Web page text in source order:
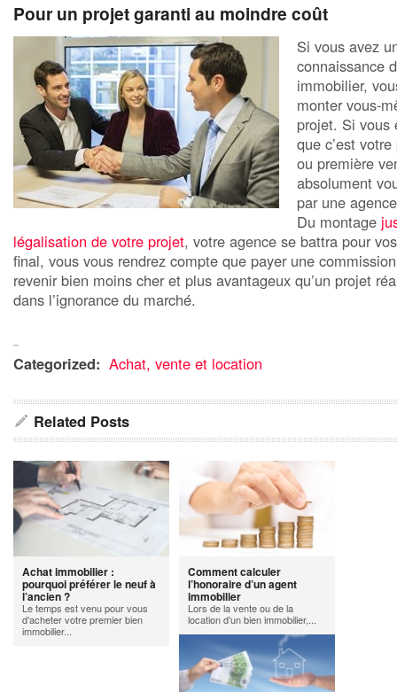
Pour un projet garanti au moindre coût
Si vous avez
connaissance
immobilier,
monter vous-
projet. Si vous
que c’est
ou première
absolument
par une
Du montage
légalisation de votre projet, votre agence se battra pour
final, vous vous rendrez compte que payer une
revenir bien moins cher et plus avantageux qu’un projet
dans l’ignorance du marché.
Categorized: Achat, vente et location
Related Posts
Achat immobilier :
pourquoi préférer le neuf à
l’ancien ?
Le temps est venu pour vous
d’acheter votre premier bien
immobilier...
Comment calculer
l’honoraire d’un agent
immobilier
Lors de la vente ou de la
location d’un bien immobilier,...